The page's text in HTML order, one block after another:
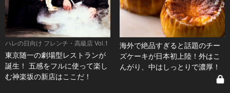
ハレの日向け フレンチ・高級店 Vol.1
東京随一の劇場型レストランが
誕生！ 五感をフルに使って楽し
む神楽坂の新店はここだ！
海外で絶品すぎると話題のチー
ズケーキが日本初上陸！外はこ
んがり、中はしっとりで濃厚！